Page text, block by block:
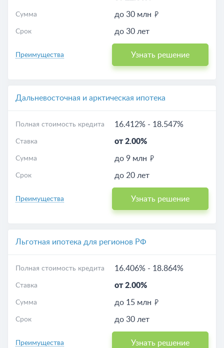
Сумма до 30 млн
Срок до 30 лет
Преимущества Узнать решение
Дальневосточная и арктическая ипотека
Полная стоимость кредита 16.412% - 18.547%
Ставка от 2.00%
Сумма до 9 млн
Срок до 20 лет
Преимущества Узнать решение
Льготная ипотека для регионов РФ
Полная стоимость кредита 16.406% - 18.864%
Ставка от 2.00%
Сумма до 15 млн
Срок до 30 лет
Преимущества Узнать решение